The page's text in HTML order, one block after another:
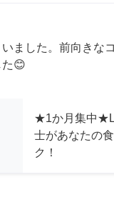
ました。前向きな
た😊
★1か月集中
士があなたの
ク！